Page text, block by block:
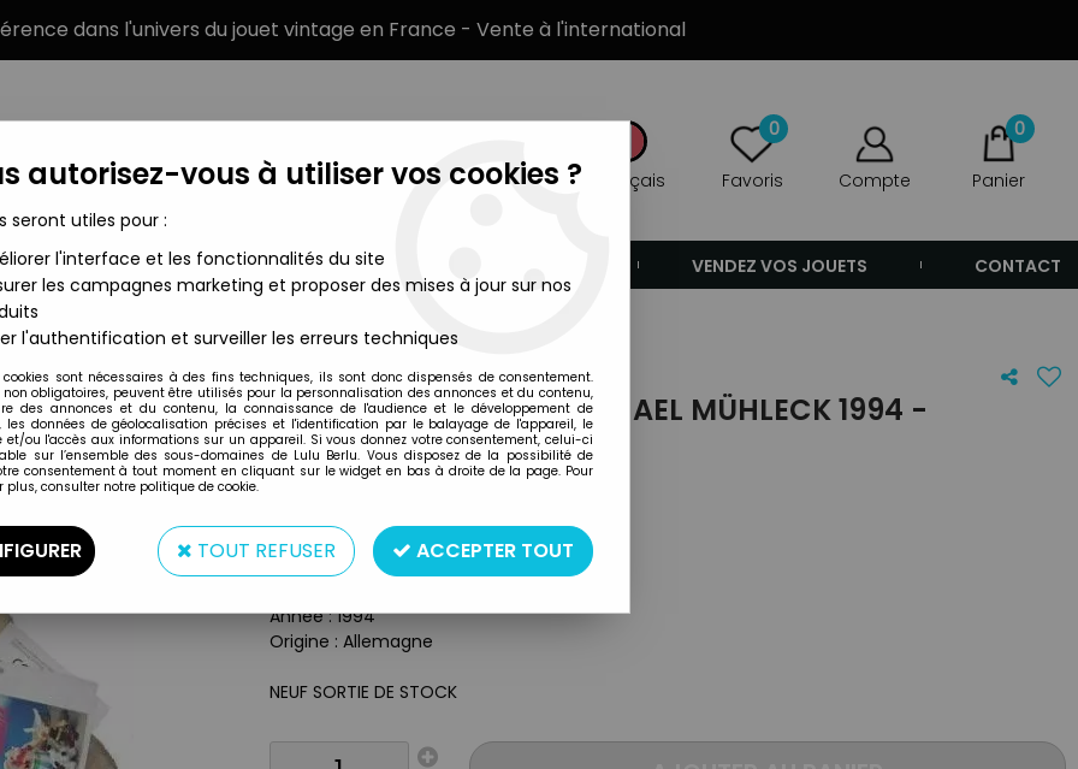
dans l'univers du jouet vintage en France - Vente à l'international
Français
0
Favoris Compte
0
Panier
MARQUES TYPE DE PRODUIT VENDEZ VOS JOUETS CONTACT
1994 - Ordralfabetix (neuve)
Michael Mühleck
ASTERIX - PELUCHE MICHAEL MÜHLECK 1994 -
ORDRALFABETIX (NEUVE)
Type : Peluche
Taille : 45cm
Année : 1994
Origine : Allemagne
NEUF SORTIE DE STOCK
autorisez-vous à utiliser vos cookies ?
seront utiles pour :
l'interface et les fonctionnalités du site
les campagnes marketing et proposer des mises à jour sur nos
l'authentification et surveiller les erreurs techniques
cookies sont nécessaires à des fins techniques, ils sont donc dispensés de consentement.
non obligatoires, peuvent être utilisés pour la personnalisation des annonces et du contenu,
des annonces et du contenu, la connaissance de l'audience et le développement de
les données de géolocalisation précises et l'identification par le balayage de l'appareil, le
et/ou l'accès aux informations sur un appareil. Si vous donnez votre consentement, celui-ci
sur l’ensemble des sous-domaines de Lulu Berlu. Vous disposez de la possibilité de
consentement à tout moment en cliquant sur le widget en bas à droite de la page. Pour
plus, consulter notre politique de cookie.
TOUT REFUSER ACCEPTER TOUT